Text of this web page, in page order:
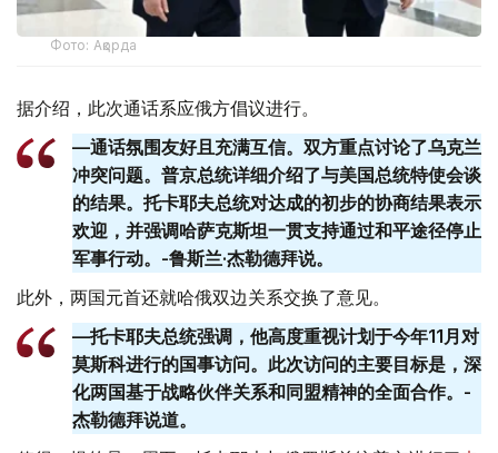
Фото: Ақорда
据介绍，此次通话系应俄方倡议进行。
—通话氛围友好且充满互信。双方重点讨论了乌克兰
冲突问题。普京总统详细介绍了与美国总统特使会谈
的结果。托卡耶夫总统对达成的初步的协商结果表示
欢迎，并强调哈萨克斯坦一贯支持通过和平途径停止
军事行动。-鲁斯兰·杰勒德拜说。
此外，两国元首还就哈俄双边关系交换了意见。
—托卡耶夫总统强调，他高度重视计划于今年11月对
莫斯科进行的国事访问。此次访问的主要目标是，深
化两国基于战略伙伴关系和同盟精神的全面合作。-
杰勒德拜说道。